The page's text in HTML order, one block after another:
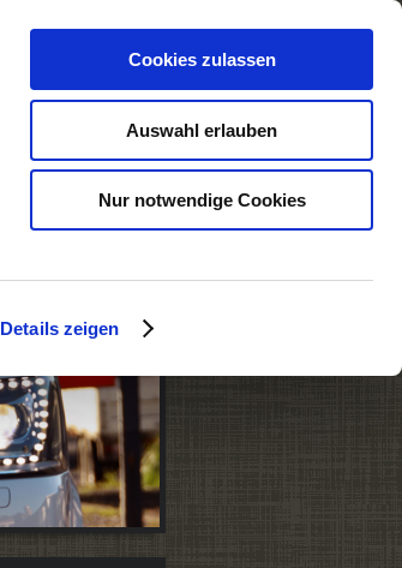
Details zeigen
Cookies zulassen
Auswahl erlauben
Nur notwendige Cookies